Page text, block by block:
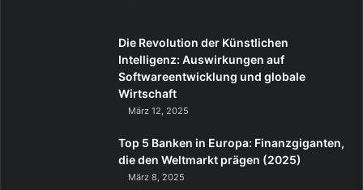
Die Revolution der Künstlichen
Intelligenz: Auswirkungen auf
Softwareentwicklung und globale
Wirtschaft
März 12, 2025
Top 5 Banken in Europa: Finanzgiganten,
die den Weltmarkt prägen (2025)
März 8, 2025